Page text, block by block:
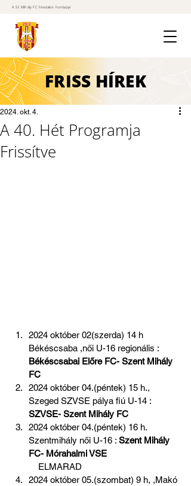
A St. Mihály FC hivatalos honlapja
FRISS HÍREK
A 40. Hét Programja
Frissítve
2024. okt. 4.
2024 október 02(szerda) 14 h
Békéscsaba ,női U-16 regionális :
Békéscsabai Előre FC- Szent Mihály
FC
2024 október 04.(péntek) 15 h.,
Szeged SZVSE pálya fiú U-14 :
SZVSE- Szent Mihály FC
2024 október 04.(péntek) 16 h.
Szentmihály női U-16 : Szent Mihály
FC- Mórahalmi VSE
ELMARAD
2024 október 05.(szombat) 9 h, ,Makó